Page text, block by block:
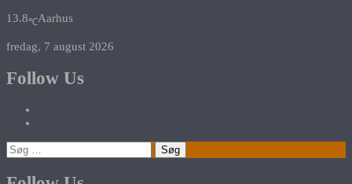
13.8℃Aarhus
fredag, 7 august 2026
Follow Us
Søg
efter: